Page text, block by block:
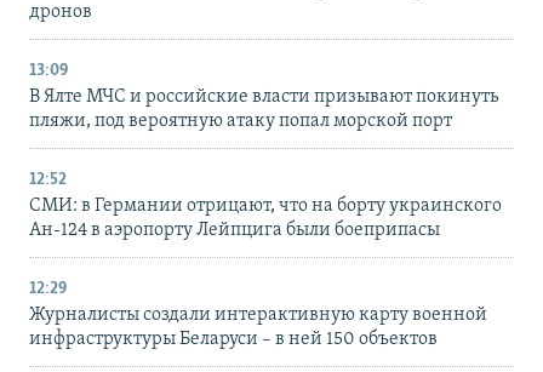
дронов
13:09
В Ялте МЧС и российские власти призывают покинуть
пляжи, под вероятную атаку попал морской порт
12:52
СМИ: в Германии отрицают, что на борту украинского
Ан-124 в аэропорту Лейпцига были боеприпасы
12:29
Журналисты создали интерактивную карту военной
инфраструктуры Беларуси – в ней 150 объектов